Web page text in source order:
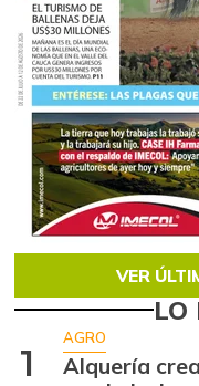
VER
LO
1
AGRO
Alquería